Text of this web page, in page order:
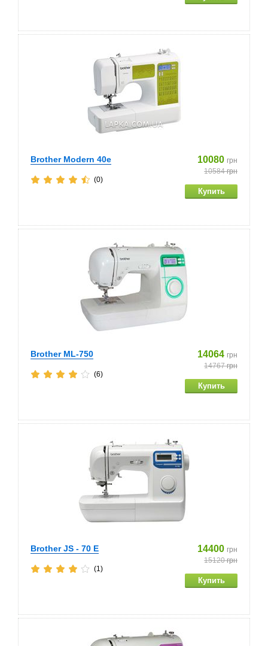
Brother Modern 40e 10080 грн
10584грн
(0)
Brother ML-750 14064 грн
14767грн
(6)
Brother JS - 70 E 14400 грн
15120грн
(1)